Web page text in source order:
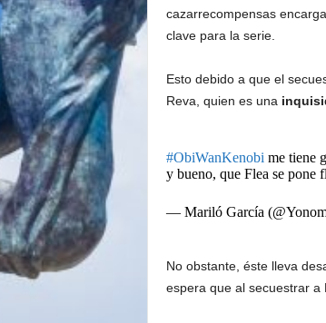
cazarrecompensas
clave para la serie.
Esto debido a que el
Reva, quien es una
#ObiWanKenobi me tiene
y bueno, que Flea se pone
— Mariló García
No obstante, éste lleva
espera que al secuestrar a